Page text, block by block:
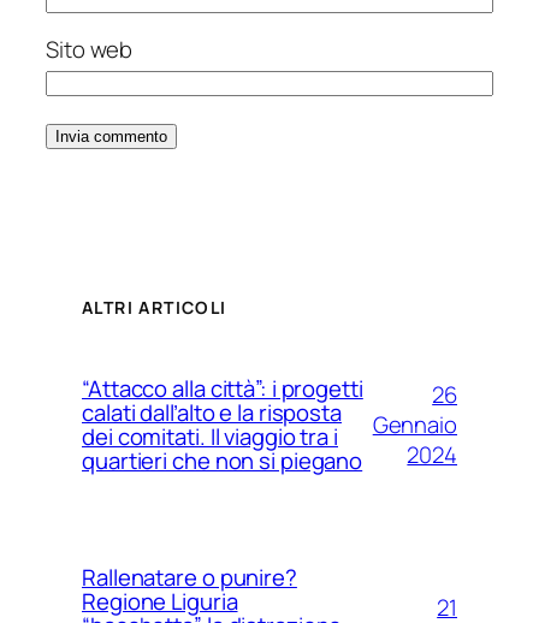
Sito web
ALTRI ARTICOLI
“Attacco alla città”: i progetti
calati dall’alto e la risposta
dei comitati. Il viaggio tra i
quartieri che non si piegano
26
Gennaio
2024
Rallenatare o punire?
Regione Liguria
21